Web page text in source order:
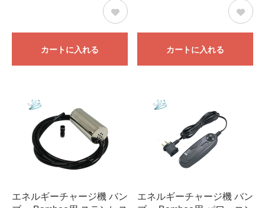
カートに入れる カートに入れる
エネルギーチャージ機 バン
エネルギーチャージ機 バン